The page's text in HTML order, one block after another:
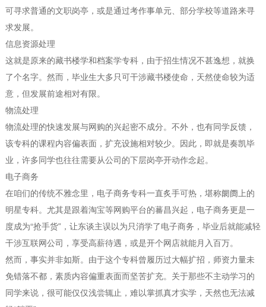
可寻求普通的文职岗亭，或是通过考作事单元、部分学校等道路来寻
求发展。
信息资源处理
这就是原来的藏书楼学和档案学专科，由于招生情况不甚逸想，就换
了个名字。然而，毕业生大多只可干涉藏书楼使命，天然使命较为适
意，但发展前途相对有限。
物流处理
物流处理的快速发展与网购的兴起密不成分。不外，也有同学反馈，
该专科的课程内容偏表面，扩充设施相对较少。因此，即就是奏凯毕
业，许多同学也往往需要从公司的下层岗亭开动作念起。
电子商务
在咱们的传统不雅念里，电子商务专科一直炙手可热，堪称阛阓上的
明星专科。尤其是跟着淘宝等网购平台的蕃昌兴起，电子商务更是一
度成为“抢手货”，让东谈主误以为只消学了电子商务，毕业后就能减轻
干涉互联网公司，享受高薪待遇，或是开个网店就能月入百万。
然而，事实并非如斯。由于这个专科曾履历过大幅扩招，师资力量未
免错落不都，素质内容偏重表面而坚苦扩充。关于那些不主动学习的
同学来说，很可能仅仅浅尝辄止，难以掌抓真才实学，天然也无法减